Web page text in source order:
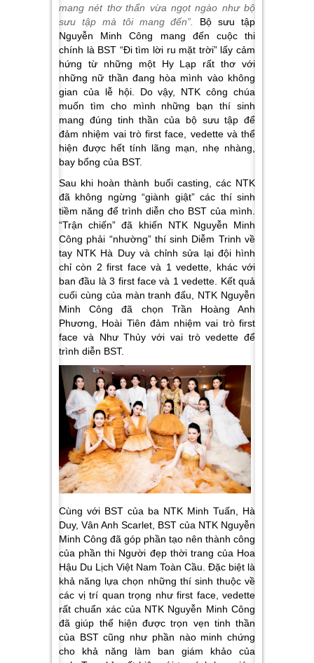
mang nét thơ thẩn vừa ngọt ngào như bộ
sưu tập mà tôi mang đến”. Bộ sưu tập
Nguyễn Minh Công mang đến cuộc thi
chính là BST “Đi tìm lời ru mặt trời” lấy cảm
hứng từ những một Hy Lạp rất thơ với
những nữ thần đang hòa mình vào không
gian của lễ hội. Do vậy, NTK công chúa
muốn tìm cho mình những bạn thí sinh
mang đúng tinh thần của bộ sưu tập để
đảm nhiệm vai trò first face, vedette và thể
hiện được hết tính lãng mạn, nhẹ nhàng,
bay bổng của BST.
Sau khi hoàn thành buổi casting, các NTK
đã không ngừng “giành giật” các thí sinh
tiềm năng để trình diễn cho BST của mình.
“Trận chiến” đã khiến NTK Nguyễn Minh
Công phải “nhường” thí sinh Diễm Trinh về
tay NTK Hà Duy và chỉnh sửa lại đội hình
chỉ còn 2 first face và 1 vedette, khác với
ban đầu là 3 first face và 1 vedette. Kết quả
cuối cùng của màn tranh đấu, NTK Nguyễn
Minh Công đã chọn Trần Hoàng Anh
Phương, Hoài Tiên đảm nhiệm vai trò first
face và Như Thủy với vai trò vedette để
trình diễn BST.
Cùng với BST của ba NTK Minh Tuấn, Hà
Duy, Vân Anh Scarlet, BST của NTK Nguyễn
Minh Công đã góp phần tạo nên thành công
của phần thi Người đẹp thời trang của Hoa
Hậu Du Lịch Việt Nam Toàn Cầu. Đặc biệt là
khả năng lựa chọn những thí sinh thuộc về
các vị trí quan trọng như first face, vedette
rất chuẩn xác của NTK Nguyễn Minh Công
đã giúp thể hiện được trọn vẹn tinh thần
của BST cũng như phần nào minh chứng
cho khả năng làm ban giám khảo của